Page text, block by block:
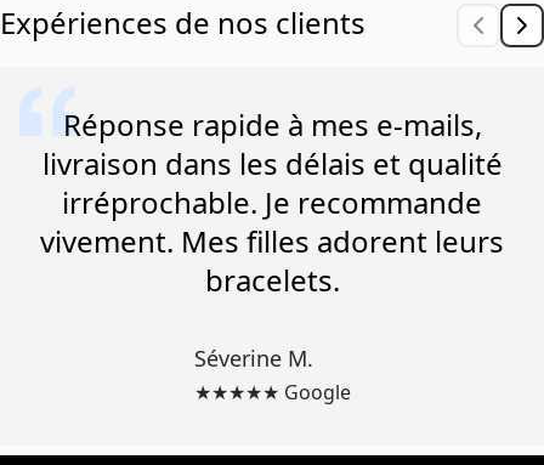
Expériences de nos clients
Réponse rapide à mes e-mails,
livraison dans les délais et qualité
irréprochable. Je recommande
vivement. Mes filles adorent leurs
bracelets.
Séverine M.
★★★★★ Google